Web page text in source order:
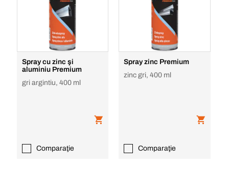
Spray cu zinc şi
aluminiu Premium
gri argintiu, 400 ml
Comparaţie
Spray zinc Premium
zinc gri, 400 ml
Comparaţie